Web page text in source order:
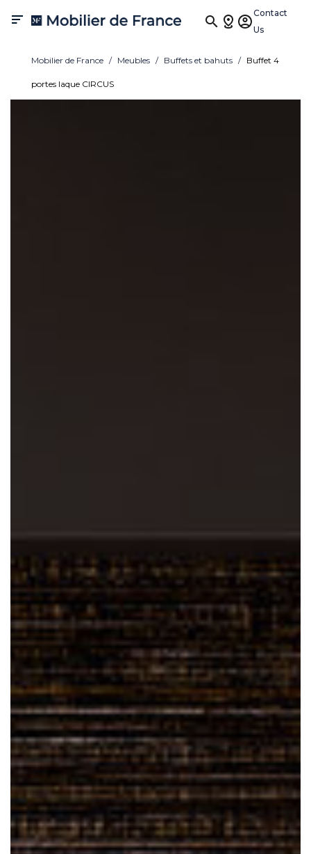

Contact
Us
Mobilier de France Meubles Buffets et bahuts Buffet 4
portes laque CIRCUS